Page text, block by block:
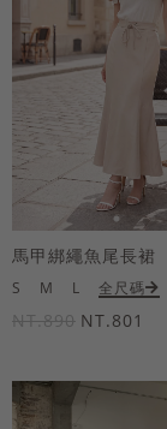
馬甲綁繩魚尾長裙
S M L 全尺碼
NT.890 NT.801